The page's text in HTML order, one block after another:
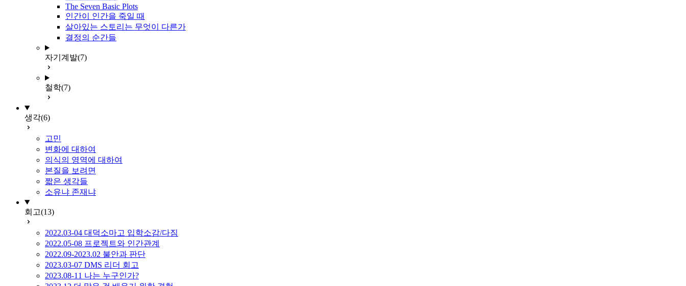
The Seven Basic Plots
인간이 인간을 죽일 때
살아있는 스토리는 무엇이 다른가
결정의 순간들
자기계발(7)
철학(7)
생각(6)
고민
변화에 대하여
의식의 영역에 대하여
본질을 보려면
짧은 생각들
소유냐 존재냐
회고(13)
2022.03-04 대덕소마고 입학소감/다짐
2022.05-08 프로젝트와 인간관계
2022.09-2023.02 불안과 판단
2023.03-07 DMS 리더 회고
2023.08-11 나는 누구인가?